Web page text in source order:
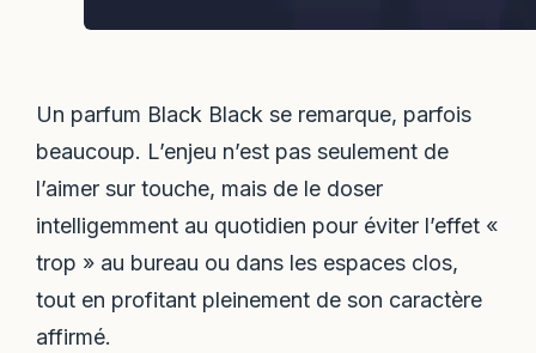
Un parfum Black Black se remarque, parfois
beaucoup. L’enjeu n’est pas seulement de
l’aimer sur touche, mais de le doser
intelligemment au quotidien pour éviter l’effet «
trop » au bureau ou dans les espaces clos,
tout en profitant pleinement de son caractère
affirmé.